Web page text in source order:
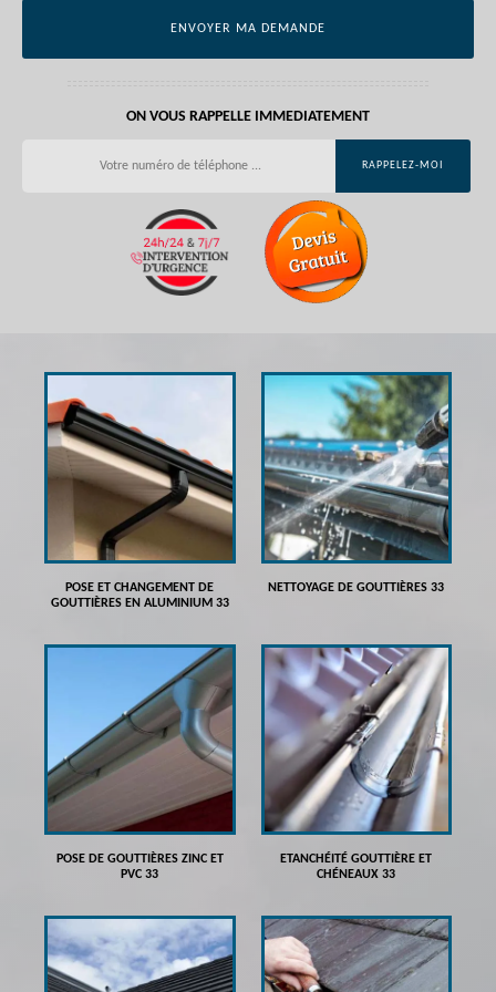
ON VOUS RAPPELLE IMMEDIATEMENT
POSE ET CHANGEMENT DE
GOUTTIÈRES EN ALUMINIUM 33
NETTOYAGE DE GOUTTIÈRES 33
POSE DE GOUTTIÈRES ZINC ET
PVC 33
ETANCHÉITÉ GOUTTIÈRE ET
CHÉNEAUX 33